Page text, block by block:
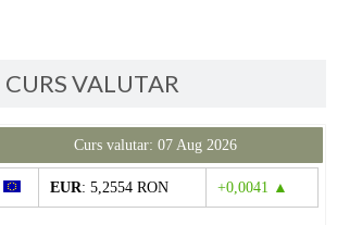
CURS VALUTAR
Curs valutar: 07 Aug 2026
EUR: 5,2554 RON +0,0041 ▲